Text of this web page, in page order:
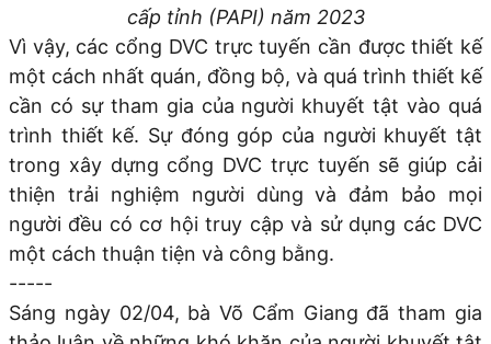
cấp tỉnh (PAPI) năm 2023
Vì vậy, các cổng DVC trực tuyến cần được thiết kế
một cách nhất quán, đồng bộ, và quá trình thiết kế
cần có sự tham gia của người khuyết tật vào quá
trình thiết kế. Sự đóng góp của người khuyết tật
trong xây dựng cổng DVC trực tuyến sẽ giúp cải
thiện trải nghiệm người dùng và đảm bảo mọi
người đều có cơ hội truy cập và sử dụng các DVC
một cách thuận tiện và công bằng.
-----
Sáng ngày 02/04, bà Võ Cẩm Giang đã tham gia